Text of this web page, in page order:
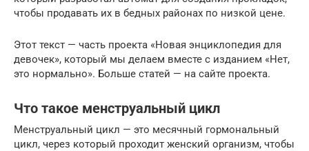
чтобы продавать их в бедных районах по низкой цене.
Этот текст — часть проекта «Новая энциклопедия для
девочек», который мы делаем вместе с изданием «Нет,
это нормально». Больше статей — на сайте проекта.
Что такое менструальный цикл
Менструальный цикл — это месячный гормональный
цикл, через который проходит женский организм, чтобы